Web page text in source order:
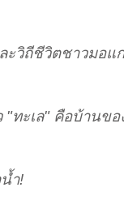
วิถีชีวิตชาวมอแ
ทะเล" คือบ้านข
ำ!